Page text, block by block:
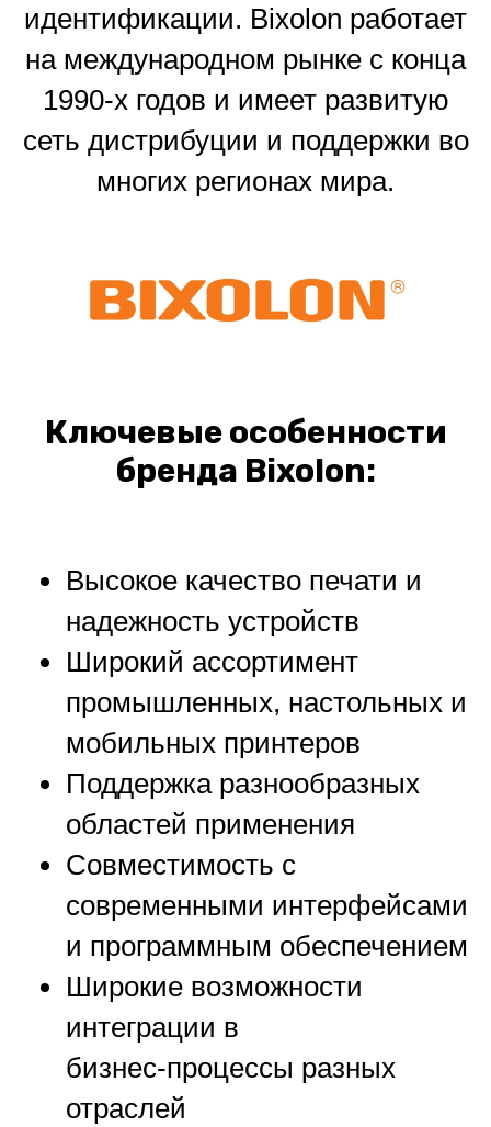
идентификации. Bixolon работает
на международном рынке с конца
1990‑х годов и имеет развитую
сеть дистрибуции и поддержки во
многих регионах мира.
Ключевые особенности
бренда Bixolon:
Высокое качество печати и
надежность устройств
Широкий ассортимент
промышленных, настольных и
мобильных принтеров
Поддержка разнообразных
областей применения
Совместимость с
современными интерфейсами
и программным обеспечением
Широкие возможности
интеграции в
бизнес‑процессы разных
отраслей